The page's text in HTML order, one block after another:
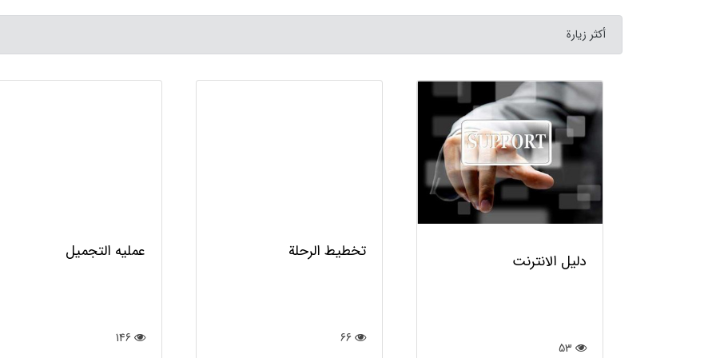
أكثر زيارة
دليل الانترنت تخطيط الرحلة
عملیه التجمیل